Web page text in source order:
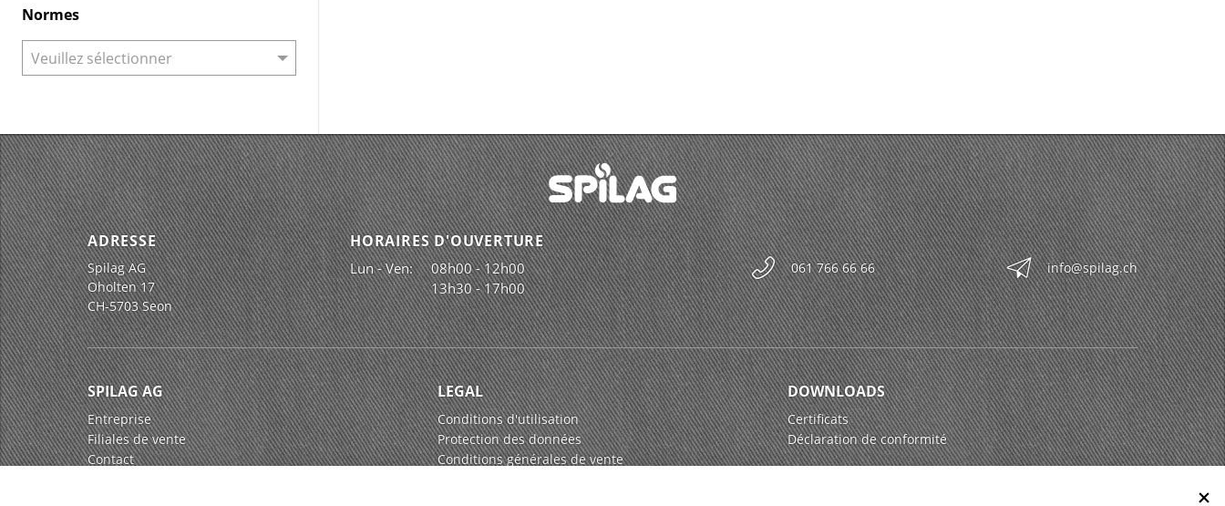
Normes
ADRESSE
Spilag AG
Oholten 17
CH-5703 Seon
HORAIRES D'OUVERTURE
Lun - Ven:
08h00 - 12h00
13h30 - 17h00
061 766 66 66 info@spilag.ch
SPILAG AG
Entreprise
Filiales de vente
Contact
LEGAL
Conditions d'utilisation
Protection des données
Conditions générales de vente
DOWNLOADS
Certificats
Déclaration de conformité